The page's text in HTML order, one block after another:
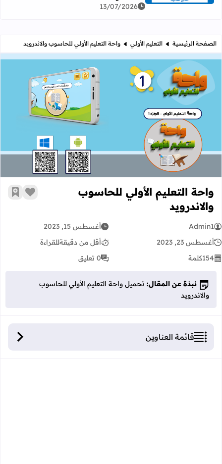
13/07/2026
الصفحة الرئيسية التعليم الأولي واحة التعليم الأولي للحاسوب والاندرويد
واحة التعليم الأولي للحاسوب
واحة التعليم الأولي للحاسوب
والاندرويد
زر أضف
Admin1
أغسطس 15, 2023
أغسطس 23, 2023
أقل من دقيقةللقراءة
154كلمة 0 تعليق
نبذة عن المقال: تحميل واحة التعليم الأولي للحاسوب
والاندرويد
قائمة العناوين